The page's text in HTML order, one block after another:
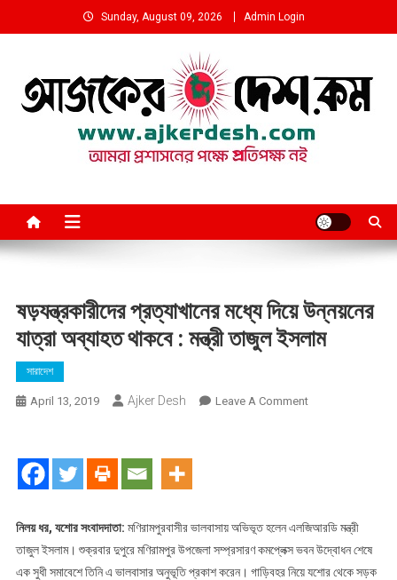
to
Sunday, August 09, 2026 Admin Login
ষড়যন্ত্রকারীদের প্রত্যাখানের মধ্যে দিয়ে উন্নয়নের
যাত্রা অব্যাহত থাকবে : মন্ত্রী তাজুল ইসলাম
সারাদেশ
April 13, 2019 Ajker Desh Leave A CommentOn
যাত্রা
অব্যাহত
নিলয় ধর, যশোর সংবাদদাতা: মণিরামপুরবাসীর ভালবাসায় অভিভূত হলেন এলজিআরডি মন্ত্রী
তাজুল ইসলাম। শুক্রবার দুপুরে মণিরামপুর উপজেলা সম্প্রসারণ কমপ্লেক্স ভবন উদ্বোধন শেষে
এক সুধী সমাবেশে তিনি এ ভালবাসার অনুভূতি প্রকাশ করেন। গাড়িবহর নিয়ে যশোর থেকে সড়ক